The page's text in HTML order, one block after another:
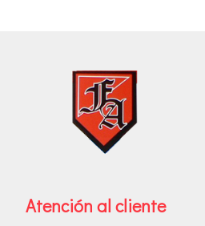
Atención al cliente